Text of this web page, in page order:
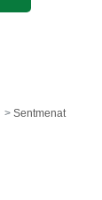
Sentmenat